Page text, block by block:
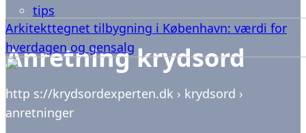
Arkitekttegnet tilbygning i København: værdi for
hverdagen og gensalg
tips
Anretning krydsord
http s://krydsordexperten.dk › krydsord ›
anretninger